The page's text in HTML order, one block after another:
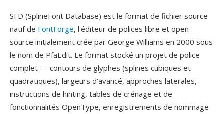
SFD (SplineFont Database) est le format de fichier source
natif de FontForge, l'éditeur de polices libre et open-
source initialement crée par George Williams en 2000 sous
le nom de PfaEdit. Le format stocké un projet de police
complet — contours de glyphes (splines cubiques et
quadratiques), largeurs d'avancé, approches laterales,
instructions de hinting, tables de crénage et de
fonctionnalités OpenType, enregistrements de nommage